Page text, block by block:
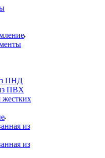
ПНД
ПВХ
жестких
из
из